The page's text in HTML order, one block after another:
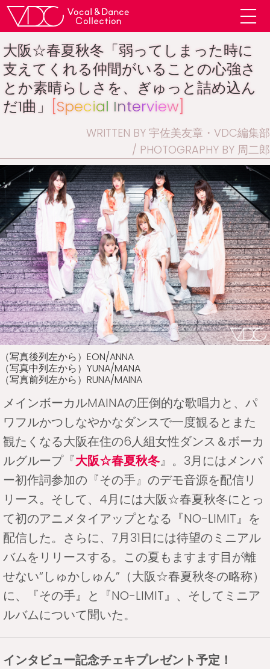
大阪☆春夏秋冬「弱ってしまった時に
支えてくれる仲間がいることの心強さ
とか素晴らしさを、ぎゅっと詰め込ん
だ1曲」 [Special Interview]
WRITTEN BY 宇佐美友章・VDC編集部
PHOTOGRAPHY BY 周二郎
（写真後列左から）EON/ANNA
（写真中列左から）YUNA/MANA
（写真前列左から）RUNA/MAINA
メインボーカルMAINAの圧倒的な歌唱力と、パ
ワフルかつしなやかなダンスで一度観るとまた
観たくなる大阪在住の6人組女性ダンス＆ボーカ
ルグループ『大阪☆春夏秋冬』。3月にはメンバ
ー初作詞参加の『その手』のデモ音源を配信リ
リース。そして、4月には大阪☆春夏秋冬にとっ
て初のアニメタイアップとなる『NO-LIMIT』を
配信した。さらに、7月31日には待望のミニアル
バムをリリースする。この夏もますます目が離
せない“しゅかしゅん”（大阪☆春夏秋冬の略称）
に、『その手』と『NO-LIMIT』、そしてミニア
ルバムについて聞いた。
インタビュー記念チェキプレゼント予定！